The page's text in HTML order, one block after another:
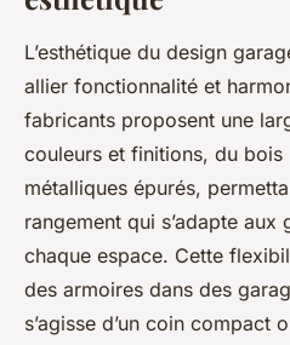
L’esthétique du design
allier fonctionnalité et
fabricants proposent une
couleurs et finitions, du bois
métalliques épurés,
rangement qui s’adapte aux
chaque espace. Cette
des armoires dans des
s’agisse d’un coin compact